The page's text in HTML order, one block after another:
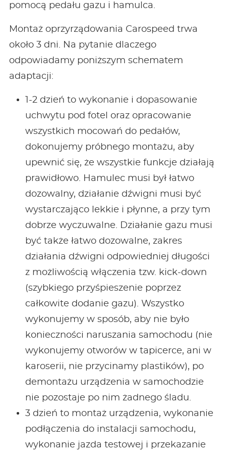
pomocą pedału gazu i hamulca.
Montaż oprzyrządowania Carospeed trwa
około 3 dni. Na pytanie dlaczego
odpowiadamy poniższym schematem
adaptacji:
1-2 dzień to wykonanie i dopasowanie
uchwytu pod fotel oraz opracowanie
wszystkich mocowań do pedałów,
dokonujemy próbnego montażu, aby
upewnić się, że wszystkie funkcje działają
prawidłowo. Hamulec musi był łatwo
dozowalny, działanie dźwigni musi być
wystarczająco lekkie i płynne, a przy tym
dobrze wyczuwalne. Działanie gazu musi
być także łatwo dozowalne, zakres
działania dźwigni odpowiedniej długości
z możliwością włączenia tzw. kick-down
(szybkiego przyśpieszenie poprzez
całkowite dodanie gazu). Wszystko
wykonujemy w sposób, aby nie było
konieczności naruszania samochodu (nie
wykonujemy otworów w tapicerce, ani w
karoserii, nie przycinamy plastików), po
demontażu urządzenia w samochodzie
nie pozostaje po nim żadnego śladu.
3 dzień to montaż urządzenia, wykonanie
podłączenia do instalacji samochodu,
wykonanie jazda testowej i przekazanie